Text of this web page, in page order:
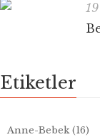
Etiketler
Anne-Bebek(16)